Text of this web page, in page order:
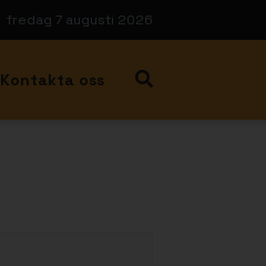
fredag 7 augusti 2026
Kontakta oss